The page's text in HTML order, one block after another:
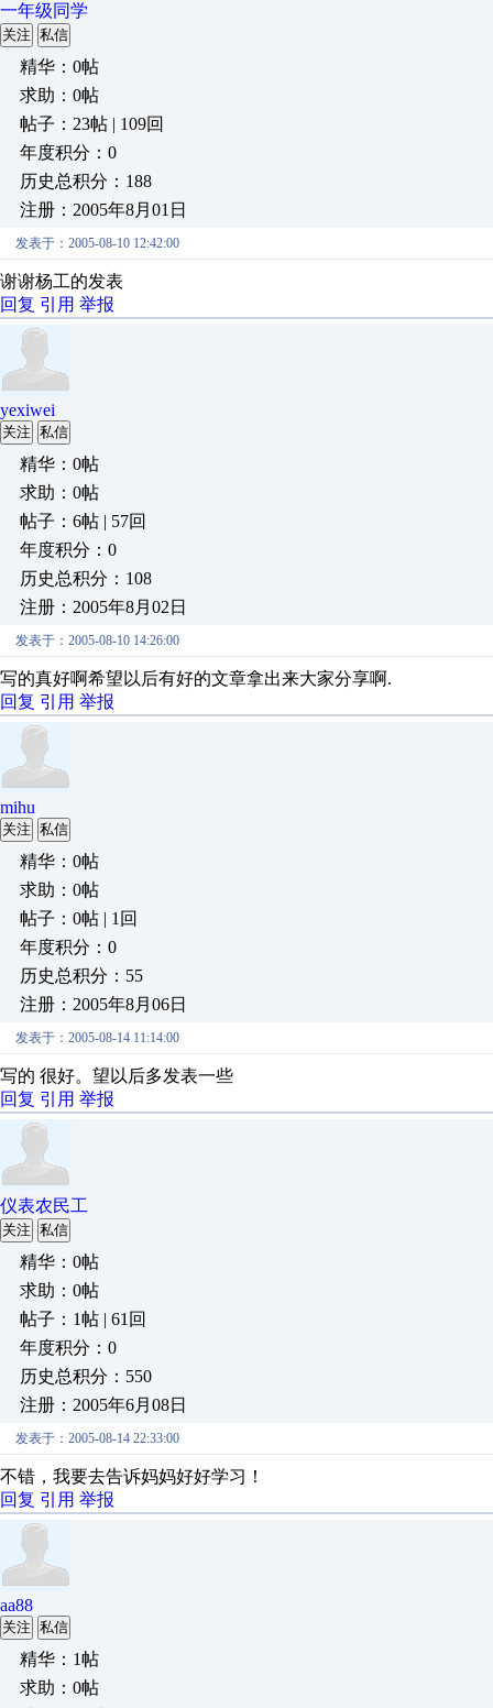
一年级同学
关注 私信
精华：0帖
求助：0帖
帖子：23帖 | 109回
年度积分：0
历史总积分：188
注册：2005年8月01日
发表于：2005-08-10 12:42:00
谢谢杨工的发表
回复 引用 举报
yexiwei
关注 私信
精华：0帖
求助：0帖
帖子：6帖 | 57回
年度积分：0
历史总积分：108
注册：2005年8月02日
发表于：2005-08-10 14:26:00
写的真好啊希望以后有好的文章拿出来大家分享啊.
回复 引用 举报
mihu
关注 私信
精华：0帖
求助：0帖
帖子：0帖 | 1回
年度积分：0
历史总积分：55
注册：2005年8月06日
发表于：2005-08-14 11:14:00
写的 很好。望以后多发表一些
回复 引用 举报
仪表农民工
关注 私信
精华：0帖
求助：0帖
帖子：1帖 | 61回
年度积分：0
历史总积分：550
注册：2005年6月08日
发表于：2005-08-14 22:33:00
不错，我要去告诉妈妈好好学习！
回复 引用 举报
aa88
关注 私信
精华：1帖
求助：0帖